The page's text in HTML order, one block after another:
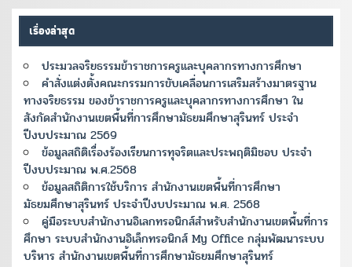
เรื่องล่าสุด
ประมวลจริยธรรมข้าราชการครูและบุคลากรทางการศึกษา
คำสั่งแต่งตั้งคณะกรรมการขับเคลื่อนการเสริมสร้างมาตรฐาน
ทางจริยธรรม ของข้าราชการครูและบุคลากรทางการศึกษา ใน
สังกัดสำนักงานเขตพื้นที่การศึกษามัธยมศึกษาสุรินทร์ ประจำ
ปีงบประมาณ 2569
ข้อมูลสถิติเรื่องร้องเรียนการทุจริตและประพฤติมิชอบ ประจำ
ปีงบประมาณ พ.ศ.2568
ข้อมูลสถิติการใช้บริการ สำนักงานเขตพื้นที่การศึกษา
มัธยมศึกษาสุรินทร์ ประจำปีงบประมาณ พ.ศ. 2568
คู่มือระบบสำนักงานอิเลกทรอนิกส์สำหรับสำนักงานเขตพื้นที่การ
ศึกษา ระบบสำนักงานอิเล็กทรอนิกส์ My Office กลุ่มพัฒนาระบบ
บริหาร สำนักงานเขตพื้นที่การศึกษามัธยมศึกษาสุรินทร์